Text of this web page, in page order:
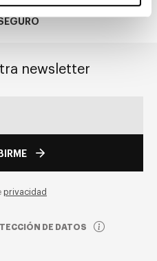
newsletter
privacidad
DE DATOS